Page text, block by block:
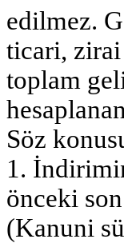
edilmez.
ticari, zirai
toplam
Söz
1.
önceki
(Kanuni